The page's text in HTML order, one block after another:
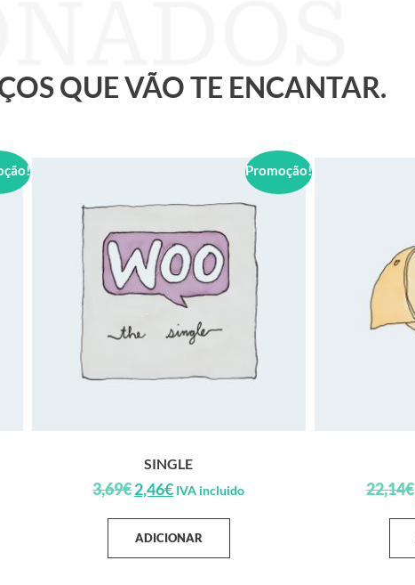
QUE VÃO TE ENCANTAR.
Promoção!
SINGLE
3,69€2,46€ IVA incluido
ADICIONAR
22,14€